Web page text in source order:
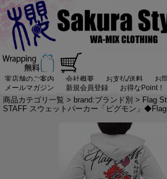
実店舗のご案内 会社概要 お支払/送料
お
メールマガジン
新規会員登録 お得なPoint！
商品カテゴリ一覧 > brand:ブランド別 > Flag
STAFF スウェットパーカー「ピグモン」